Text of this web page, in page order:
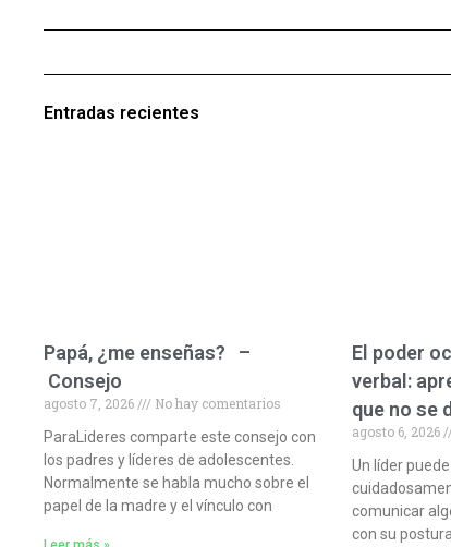
Entradas recientes
Papá, ¿me enseñas? –
Consejo
agosto 7, 2026
No hay comentarios
ParaLideres comparte este consejo con
los padres y líderes de adolescentes.
Normalmente se habla mucho sobre el
papel de la madre y el vínculo con
El poder
verbal:
que no se
agosto 6, 2026
Un líder
comunicar
con su